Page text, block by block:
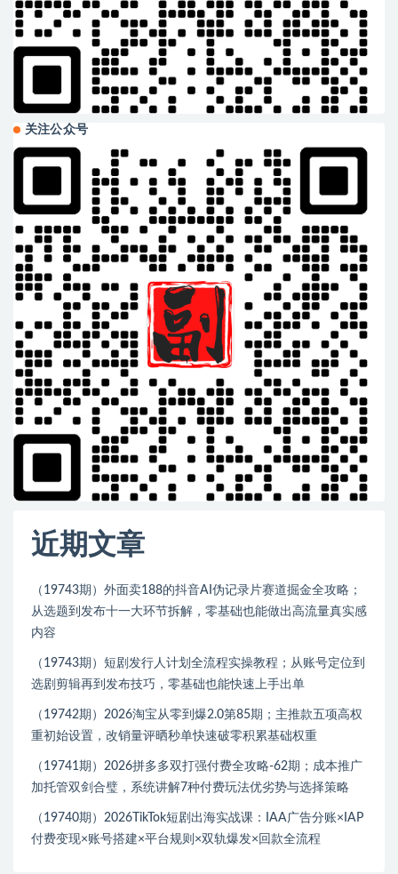
关注公众号
近期文章
（19743期）外面卖188的抖音AI伪记录片赛道掘金全攻略；
从选题到发布十一大环节拆解，零基础也能做出高流量真实感
内容
（19743期）短剧发行人计划全流程实操教程；从账号定位到
选剧剪辑再到发布技巧，零基础也能快速上手出单
（19742期）2026淘宝从零到爆2.0第85期；主推款五项高权
重初始设置，改销量评晒秒单快速破零积累基础权重
（19741期）2026拼多多双打强付费全攻略-62期；成本推广
加托管双剑合璧，系统讲解7种付费玩法优劣势与选择策略
（19740期）2026TikTok短剧出海实战课：IAA广告分账×IAP
付费变现×账号搭建×平台规则×双轨爆发×回款全流程